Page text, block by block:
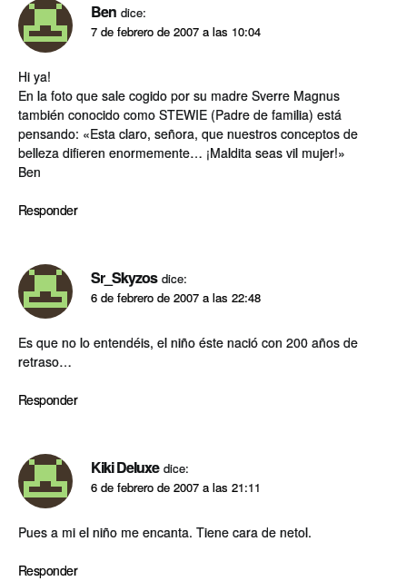
Ben dice:
7 de febrero de 2007 a las 10:04
Hi ya!
En la foto que sale cogido por su madre Sverre Magnus
también conocido como STEWIE (Padre de familia) está
pensando: «Esta claro, señora, que nuestros conceptos de
belleza difieren enormemente… ¡Maldita seas vil mujer!»
Ben
Responder
Sr_Skyzos dice:
6 de febrero de 2007 a las 22:48
Es que no lo entendéis, el niño éste nació con 200 años de
retraso…
Responder
Kiki Deluxe dice:
6 de febrero de 2007 a las 21:11
Pues a mi el niño me encanta. Tiene cara de netol.
Responder